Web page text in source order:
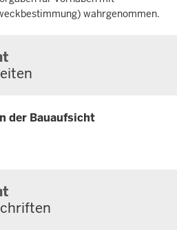
wahrgenommen.
der Bauaufsicht